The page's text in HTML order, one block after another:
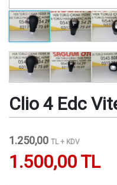
Clio 4 Edc
1.250,00 TL + KDV
1.500,00 TL